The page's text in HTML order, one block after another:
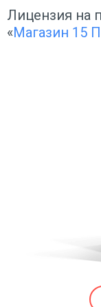
Лицензия на
«Магазин 15